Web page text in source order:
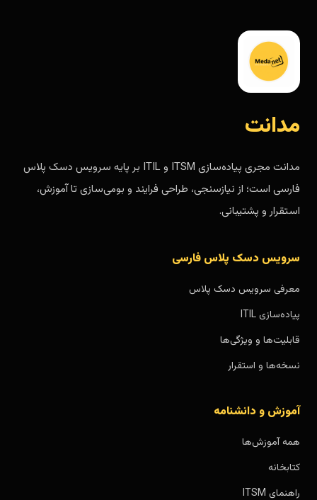
مدانت
مدانت مجری پیاده‌سازی ITSM و ITIL بر پایه سرویس دسک پلاس
فارسی است؛ از نیازسنجی، طراحی فرایند و بومی‌سازی تا آموزش،
استقرار و پشتیبانی.
سرویس دسک پلاس فارسی
معرفی سرویس دسک پلاس
پیاده‌سازی ITIL
قابلیت‌ها و ویژگی‌ها
نسخه‌ها و استقرار
آموزش و دانشنامه
همه آموزش‌ها
کتابخانه
راهنمای ITSM